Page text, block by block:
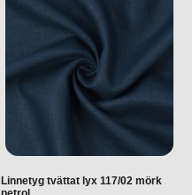
Linnetyg tvättat lyx 117/02 mörk